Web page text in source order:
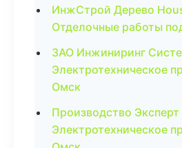
ИнжСтрой Дерево
Отделочные работы
ЗАО Инжиниринг
Электротехническое
Омск
Производство
Электротехническое